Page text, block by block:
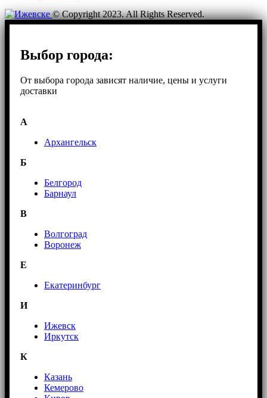
© Copyright 2023. All Rights Reserved.
Выбор города:
От выбора города зависят наличие, цены и услуги
доставки
А
Архангельск
Б
Белгород
Барнаул
В
Волгоград
Воронеж
E
Екатеринбург
И
Ижевск
Иркутск
К
Казань
Кемерово